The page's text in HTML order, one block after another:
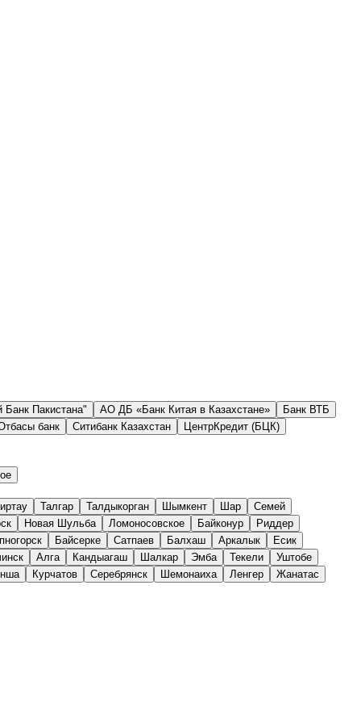
Пакистана" АО ДБ «Банк Китая в Казахстане»
Банк ВТБ
банк
Ситибанк Казахстан ЦентрКредит (БЦК)
Талгар Талдыкорган Шымкент Шар
Семей
Новая Шульба Ломоносовское Байконур
Риддер
Байсерке Сатпаев Балхаш Аркалык
Есик
Алга Кандыагаш Шалкар Эмба Текели
Уштобе
Курчатов Серебрянск Шемонаиха Ленгер Жанатас